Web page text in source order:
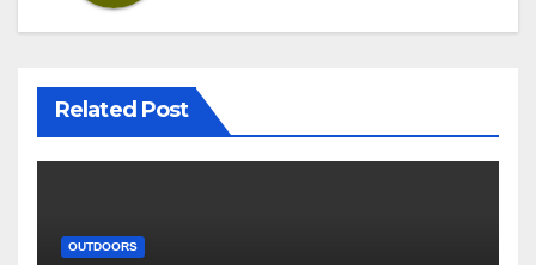
Related Post
OUTDOORS